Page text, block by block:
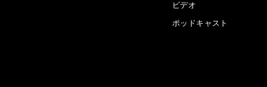
ビデオ
ポッドキャスト